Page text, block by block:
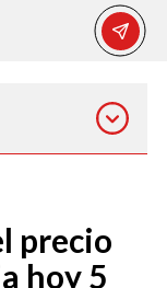
precio
hoy 5